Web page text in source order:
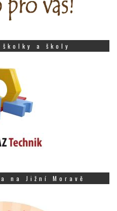
a školy
na Jižní Moravě